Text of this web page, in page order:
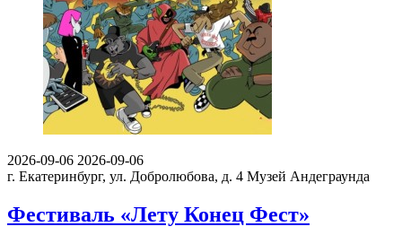
2026-09-06 2026-09-06
г. Екатеринбург, ул. Добролюбова, д. 4 Музей Андеграунда
Фестиваль «Лету Конец Фест»